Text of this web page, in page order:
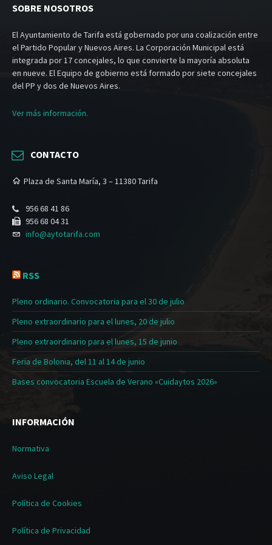
SOBRE NOSOTROS
El Ayuntamiento de Tarifa está gobernado por una coalización entre
el Partido Popular y Nuevos Aires. La Corporación Municipal está
integrada por 17 concejales, lo que convierte la mayoría absoluta
en nueve. El Equipo de gobierno está formado por siete concejales
del PP y dos de Nuevos Aires.
Ver más información.
CONTACTO
Plaza de Santa María, 3 – 11380 Tarifa
956 68 41 86
956 68 04 31
info@aytotarifa.com
RSS
Pleno ordinario. Convocatoria para el 30 de julio
Pleno extraordinario para el lunes, 20 de julio
Pleno extraordinario para el lunes, 15 de junio
Feria de Bolonia, del 11 al 14 de junio
Bases convocatoria Escuela de Verano «Cuidaytos 2026»
INFORMACIÓN
Normativa
Aviso Legal
Política de Cookies
Política de Privacidad